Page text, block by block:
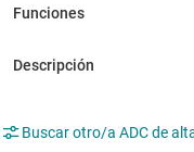
Buscar otro/a ADC de